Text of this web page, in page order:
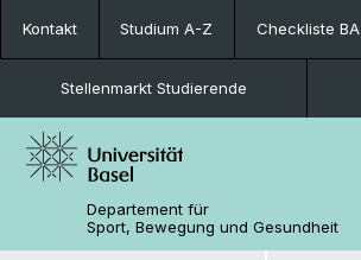
Kontakt Studium A-Z Checkliste BA
Stellenmarkt Studierende
Departement für
Sport, Bewegung und Gesundheit